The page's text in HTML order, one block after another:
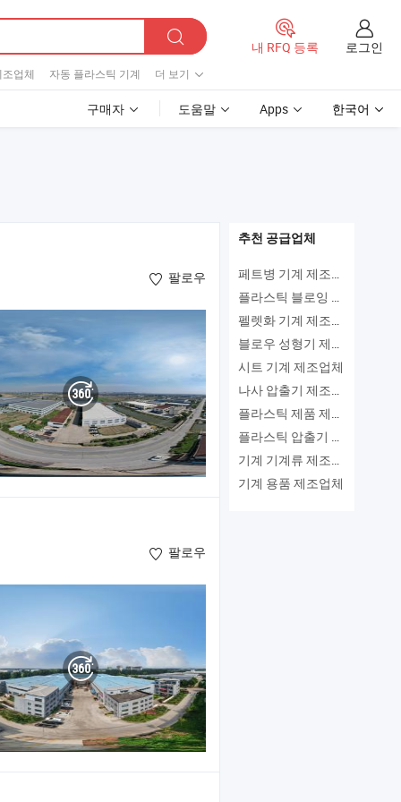
업체 자동 플라스틱 기계 더 보기
내 RFQ 등록 로그인
구매자 도움말 Apps 한국어
팔로우
팔로우
추천 공급업체
페트병 기계 제조업체
플라스틱 블로잉 머신 제조업체
펠렛화 기계 제조업체
블로우 성형기 제조업체
시트 기계 제조업체
나사 압출기 제조업체
플라스틱 제품 제조 기계 제조업체
플라스틱 압출기 머신 제조업체
기계 기계류 제조업체
기계 용품 제조업체